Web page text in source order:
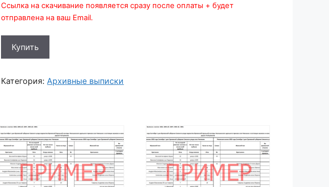
Ссылка на скачивание появляется сразу после оплаты + будет
отправлена на ваш Email.
товара
состава
10
ревизии
1858
года
села
Купить
Категория:Архивные выписки